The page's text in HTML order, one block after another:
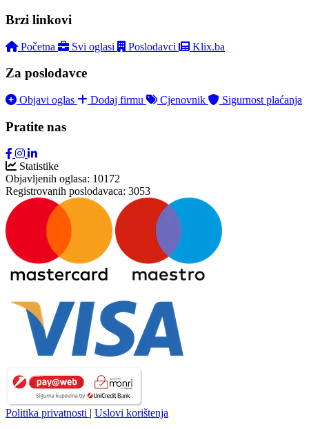
Brzi linkovi
Početna Svi oglasi Poslodavci Klix.ba
Za poslodavce
Objavi oglas Dodaj firmu Cjenovnik Sigurnost plaćanja
Pratite nas
Statistike
Objavljenih oglasa: 10172
Registrovanih poslodavaca: 3053
Politika privatnosti | Uslovi korištenja